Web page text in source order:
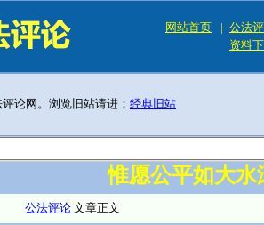
网站首页 | 公法
资料
论网。浏览旧站请进： 经典旧站
惟愿公平如大
公法评论 文章正文